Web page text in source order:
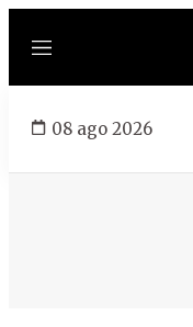
Menú
08 ago 2026